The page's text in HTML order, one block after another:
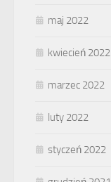
maj 2022
kwiecień 2022
marzec 2022
luty 2022
styczeń 2022